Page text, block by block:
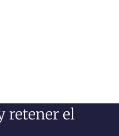
retener el